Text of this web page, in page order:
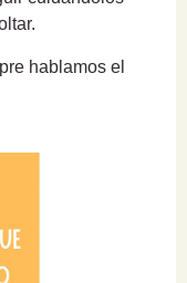
hablamos el